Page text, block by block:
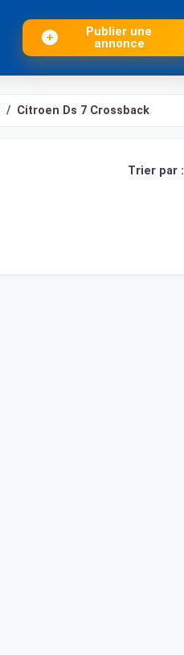
Publier une
annonce
Citroen Ds 7 Crossback
Trier par :